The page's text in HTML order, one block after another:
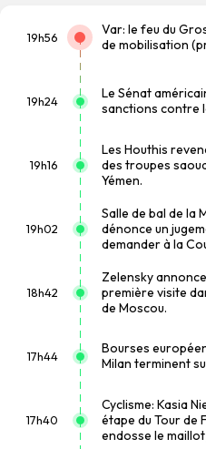
19h56
Var: le feu du
de mobilisation
19h24
Le Sénat
sanctions contre
19h16
Les Houthis
des troupes
Yémen.
19h02
Salle de bal de la
dénonce un
demander à la
18h42
Zelensky
première visite
de Moscou.
17h44
Bourses
Milan terminent
17h40
Cyclisme: Kasia
étape du Tour de
endosse le maillot